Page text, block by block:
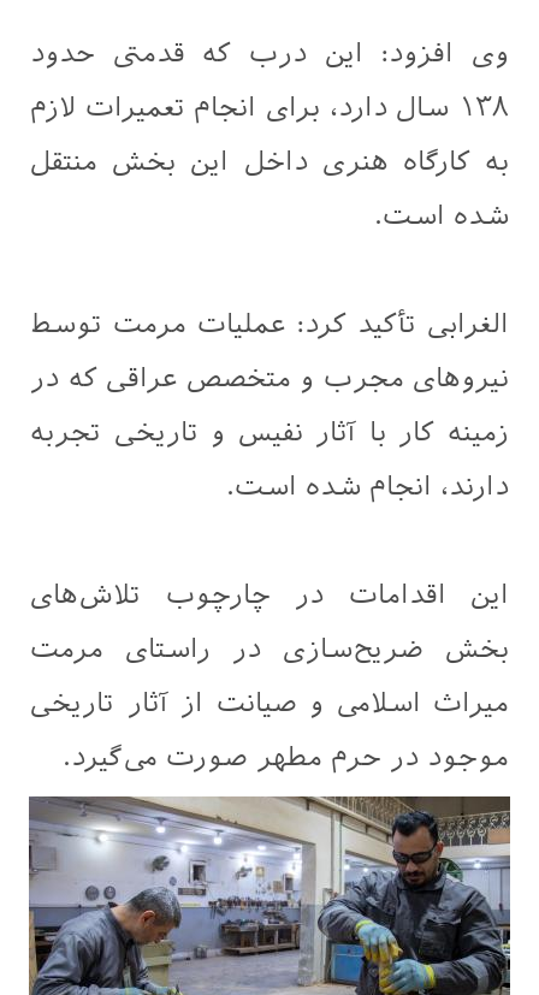
وی افزود: این درب که قدمتی حدود
۱۳۸ سال دارد، برای انجام تعمیرات لازم
به کارگاه هنری داخل این بخش منتقل
شده است.
الغرابی تأکید کرد: عملیات مرمت توسط
نیروهای مجرب و متخصص عراقی که در
زمینه کار با آثار نفیس و تاریخی تجربه
دارند، انجام شده است.
این اقدامات در چارچوب تلاش‌های
بخش ضریح‌سازی در راستای مرمت
میراث اسلامی و صیانت از آثار تاریخی
موجود در حرم مطهر صورت می‌گیرد.